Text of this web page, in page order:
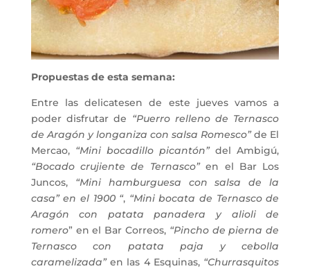
Propuestas de esta semana:
Entre las delicatesen de este jueves vamos a
poder disfrutar de “Puerro relleno de Ternasco
de Aragón y longaniza con salsa Romesco”de El
Mercao, “Mini bocadillo picantón”del Ambigú,
“Bocado crujiente de Ternasco”en el Bar Los
Juncos, “Mini hamburguesa con salsa de la
casa” en el 1900 “, “Mini bocata de Ternasco de
Aragón con patata panadera y alioli de
romero” en el Bar Correos, “Pincho de pierna de
Ternasco con patata paja y cebolla
caramelizada”en las 4 Esquinas, “Churrasquitos